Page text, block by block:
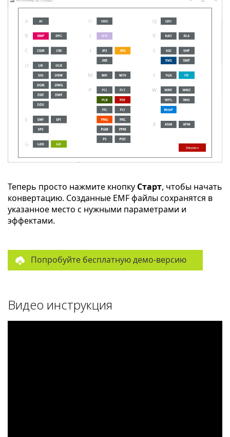
Теперь просто нажмите кнопку Старт, чтобы начать
конвертацию. Созданные EMF файлы сохранятся в
указанное место с нужными параметрами и
эффектами.
Попробуйте бесплатную демо-версию
Видео инструкция